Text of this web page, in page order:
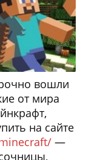
вошли
от мира
на сайте
—